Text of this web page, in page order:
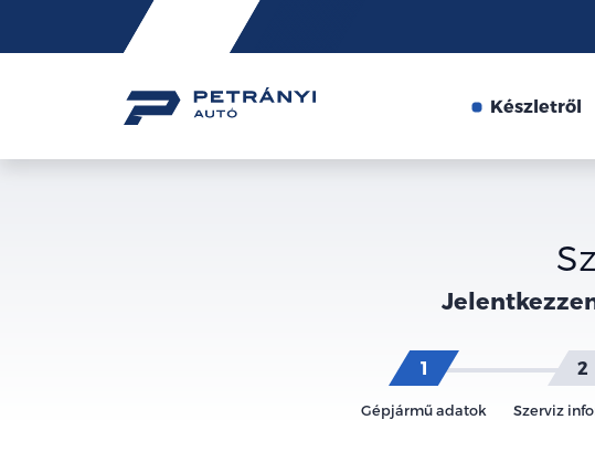
Friss
hírek
Készletről
Gépjármű adatok Szerviz